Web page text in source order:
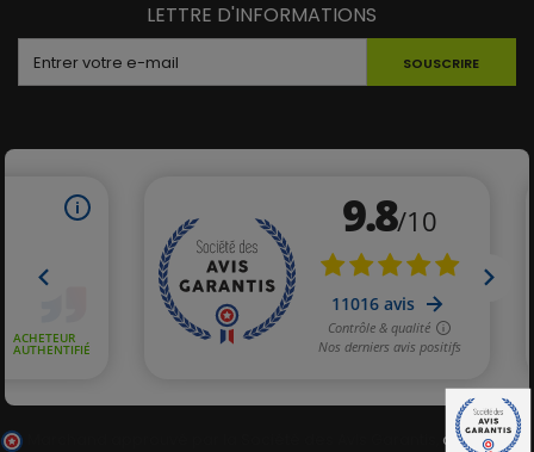
LETTRE D'INFORMATIONS
SOUSCRIRE
cliquez ici